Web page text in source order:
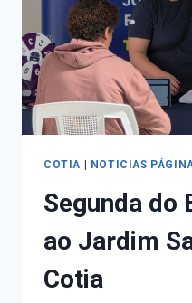
COTIA NOTICIAS
Segunda do
ao Jardim
Cotia